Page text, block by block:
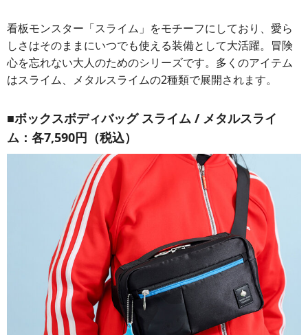
看板モンスター「スライム」をモチーフにしており、愛ら
しさはそのままにいつでも使える装備として大活躍。冒険
心を忘れない大人のためのシリーズです。多くのアイテム
はスライム、メタルスライムの2種類で展開されます。
■ボックスボディバッグ スライム / メタルスライ
ム：各7,590円（税込）